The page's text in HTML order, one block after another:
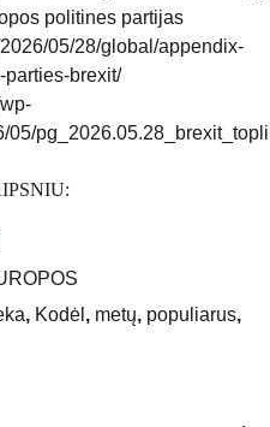
politines partijas
05/28/global/appendix-
brexit/
05/
, Kodėl , metų, populiarus,